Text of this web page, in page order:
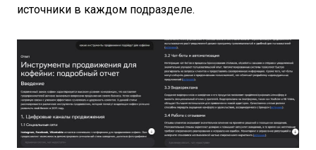
источники в каждом подразделе.